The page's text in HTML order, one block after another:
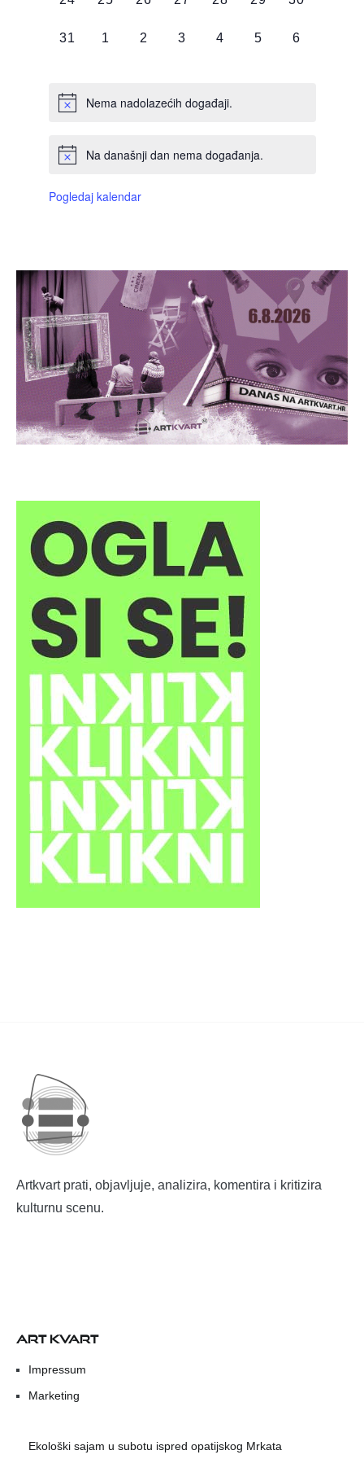
0
31
0
1
0
2
0
3
0
4
0
5
0
6
Nema nadolazećih događaji.
Na današnji dan nema događanja.
Pogledaj kalendar
Artkvart prati, objavljuje, analizira, komentira i kritizira
kulturnu scenu.
ART KVART
Impressum
Marketing
Ekološki sajam u subotu ispred opatijskog Mrkata